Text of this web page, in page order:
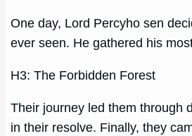
One day, Lord Percyho sen
ever seen. He gathered his
H3: The Forbidden Forest
Their journey led them through
in their resolve. Finally, they